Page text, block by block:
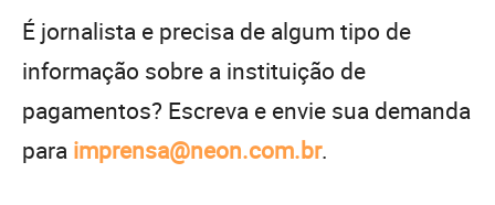
É jornalista e precisa de algum tipo de
informação sobre a instituição de
pagamentos? Escreva e envie sua demanda
para imprensa@neon.com.br.